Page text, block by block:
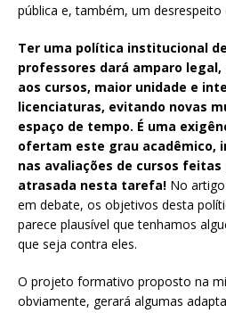
pública e, também, um desrespeito
Ter uma política institucional
professores dará amparo
aos cursos, maior unidade e
licenciaturas, evitando novas
espaço de tempo. É uma
ofertam este grau acadêmico,
nas avaliações de cursos feitas
atrasada nesta tarefa! No
em debate, os objetivos desta
parece plausível que tenhamos
que seja contra eles.
O projeto formativo proposto na
obviamente, gerará algumas